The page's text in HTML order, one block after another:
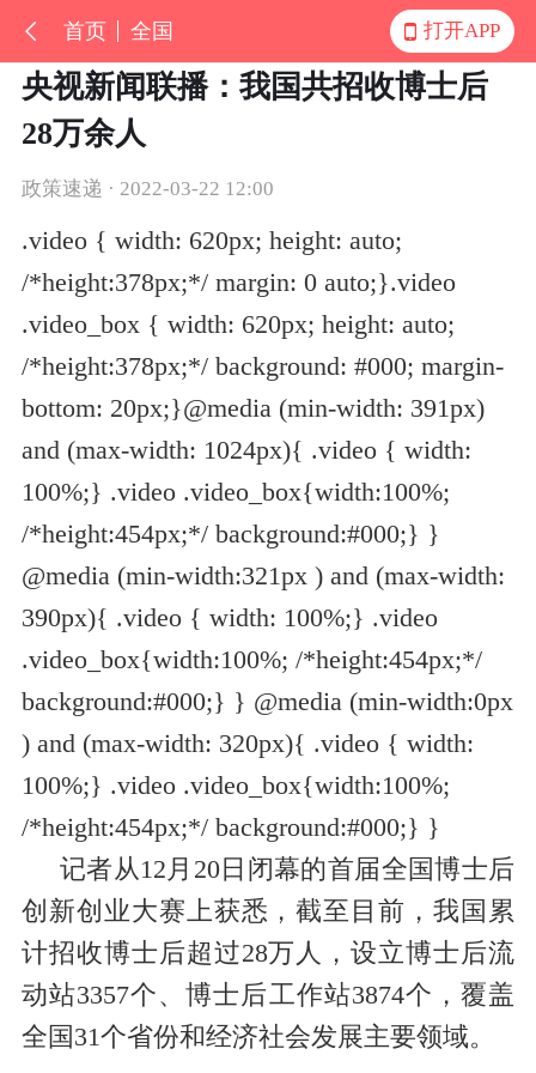
首页 全国 打开APP
央视新闻联播：我国共招收博士后
28万余人
政策速递 · 2022-03-22 12:00
.video { width: 620px; height: auto;
/*height:378px;*/ margin: 0 auto;}.video
.video_box { width: 620px; height: auto;
/*height:378px;*/ background: #000; margin-
bottom: 20px;}@media (min-width: 391px)
and (max-width: 1024px){ .video { width:
100%;} .video .video_box{width:100%;
/*height:454px;*/ background:#000;} }
@media (min-width:321px ) and (max-width:
390px){ .video { width: 100%;} .video
.video_box{width:100%; /*height:454px;*/
background:#000;} } @media (min-width:0px
) and (max-width: 320px){ .video { width:
100%;} .video .video_box{width:100%;
/*height:454px;*/ background:#000;} }
记者从12月20日闭幕的首届全国博士后
创新创业大赛上获悉，截至目前，我国累
计招收博士后超过28万人，设立博士后流
动站3357个、博士后工作站3874个，覆盖
全国31个省份和经济社会发展主要领域。